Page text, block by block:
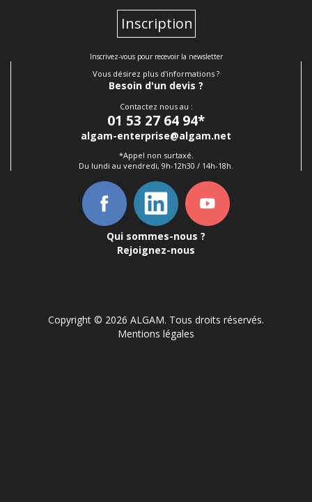
Inscription
Inscrivez-vous pour recevoir la newsletter
Vous désirez plus d'informations ?
Besoin d'un devis ?
Contactez nous au :
01 53 27 64 94*
algam-enterprise@algam.net
*Appel non surtaxé.
Du lundi au vendredi, 9h-12h30 / 14h-18h.
Qui sommes-nous ?
Rejoignez-nous
Copyright © 2026 ALGAM. Tous droits réservés.
Mentions légales